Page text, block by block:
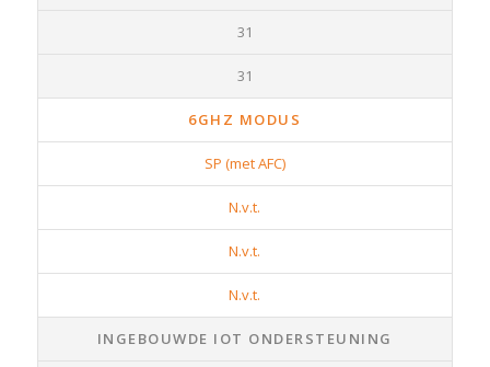
31
31
6GHZ MODUS
SP (met AFC)
N.v.t.
N.v.t.
N.v.t.
INGEBOUWDE IOT ONDERSTEUNING